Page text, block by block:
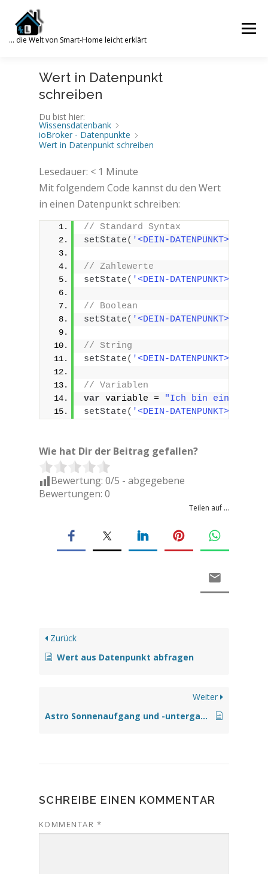
Inhalt
springen
… die Welt von Smart-Home leicht erklärt
Menü
Search for:
WORDPRESS PHP TRUENAS
ÜBER MICH KONTAKT
Wert in Datenpunkt
schreiben
Du bist hier:
Wissensdatenbank
ioBroker - Datenpunkte
Wert in Datenpunkt schreiben
Lesedauer: < 1 Minute
Mit folgendem Code kannst du den Wert
in einen Datenpunkt schreiben:
// Standard Syntax
setState( '<DEIN-DATENPUNKT>'
// Zahlewerte
setState( '<DEIN-DATENPUNKT>'
// Boolean
setState( '<DEIN-DATENPUNKT>'
// String
setState( '<DEIN-DATENPUNKT>'
// Variablen
var variable = "Ich bin ein Text"
setState( '<DEIN-DATENPUNKT>'
Wie hat Dir der Beitrag gefallen?
Bewertung: 0/5 - abgegebene
Bewertungen: 0
Teilen auf ...
Zurück
Wert aus Datenpunkt abfragen
Weiter
Astro Sonnenaufgang und -untergang abfragen
SCHREIBE EINEN KOMMENTAR
KOMMENTAR *